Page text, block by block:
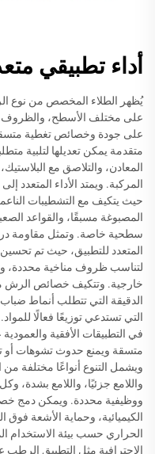
أداء تطبيقي
يُظهر الطلاء المخصص من نوع
على مختلف الأسطح، والظروف
على جودة وخصائص تغطية
متقدمة يمكن تعديلها لتلبية
المعادن، والتلاصق مع
المركبة. ويمتد الأداء
حيث يتكيف مع التشطيبات
المصبوغة مسبقًا، والقواعد
سطحية خاصة. وتمثل مقاومة
المتعدد للتطبيق، حيث تم
لتناسب ظروف مناخية محددة،
خارجية. وتتكيف خصائص الرش
الدقيقة التي تتطلب أنماط
التي تستدعي توزيعًا فعالًا
في التطبيقات الأفقية
متسقة ويمنع حدوث تشوهات أو
ويشمل التنوع أنواعًا مختلفة من
واللامع جزئيًا، واللامع بشدة،
ووظيفية محددة. ويمكن دمج
الكيميائية، وحماية الأشعة فوق
الحراري حسب بيئة الاستخدام
الاحترافية مثل التطبيق الرطب